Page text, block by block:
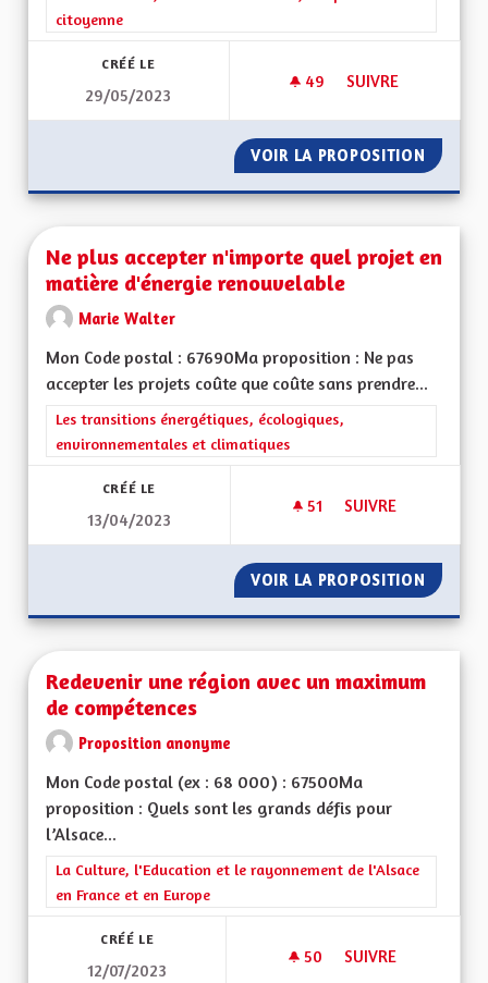
citoyenne
CRÉÉ LE
29/05/2023
49 49 ABONNÉS
SUIVRE
VOIR LA PROPOSITION
Ne plus accepter n'importe quel projet en
matière d'énergie renouvelable
Marie Walter
Mon Code postal : 67690Ma proposition : Ne pas
accepter les projets coûte que coûte sans prendre...
Filtrer les résultats de la catégorie : Les transitions
Les transitions énergétiques, écologiques,
environnementales et climatiques
CRÉÉ LE
13/04/2023
51 51 ABONNÉS
SUIVRE
VOIR LA PROPOSITION NE
Redevenir une région avec un maximum
de compétences
Proposition anonyme
Mon Code postal (ex : 68 000) : 67500Ma
proposition : Quels sont les grands défis pour
l’Alsace...
Filtrer les résultats de la catégorie : La Culture, l'Education et
La Culture, l'Education et le rayonnement de l'Alsace
en France et en Europe
CRÉÉ LE
12/07/2023
50 50 ABONNÉS
SUIVRE